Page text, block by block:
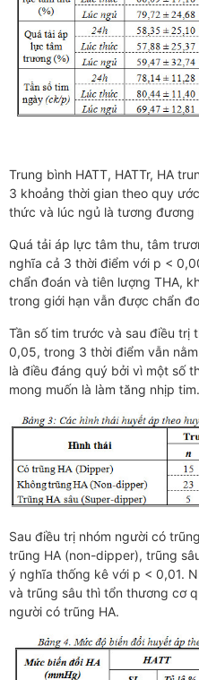
Trung bình HATT, HATTr, HA
3 khoảng thời gian theo quy
thức và lúc ngủ là tương đương
Quá tải áp lực tâm thu, tâm
nghĩa cả 3 thời điểm với p <
chẩn đoán và tiên lượng THA,
trong giới hạn vẫn được chẩn
Tần số tim trước và sau điều trị
0,05, trong 3 thời điểm vẫn
là điều đáng quý bởi vì một số
mong muốn là làm tăng nhịp tim.
Sau điều trị nhóm người có
trũng HA (non-dipper), trũng
ý nghĩa thống kê với p < 0,01.
và trũng sâu thì tổn thương cơ
người có trũng HA.